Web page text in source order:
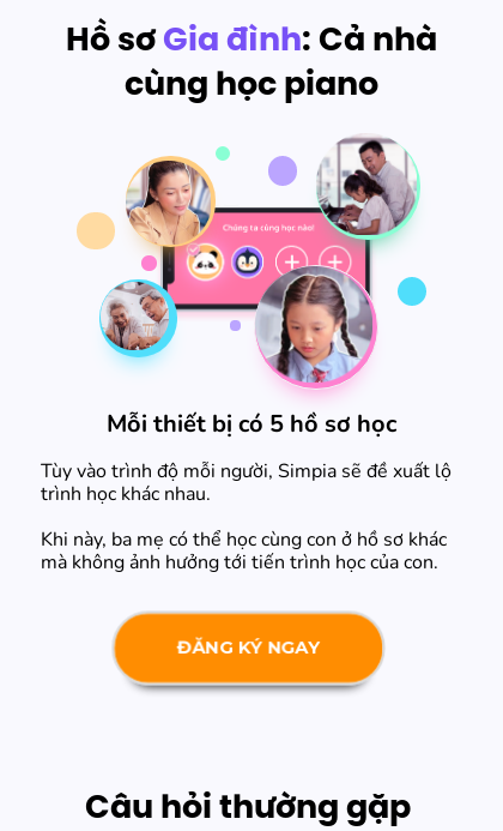
ĐĂNG KÝ NGAY
Mỗi thiết bị có 5 hồ sơ học
Tùy vào trình độ mỗi người, Simpia sẽ đề xuất lộ
trình học khác nhau.
Khi này, ba mẹ có thể học cùng con ở hồ sơ khác
mà không ảnh hưởng tới tiến trình học của con.
Hồ sơGia đình: Cả nhà
cùng học piano
Câu hỏi thường gặp